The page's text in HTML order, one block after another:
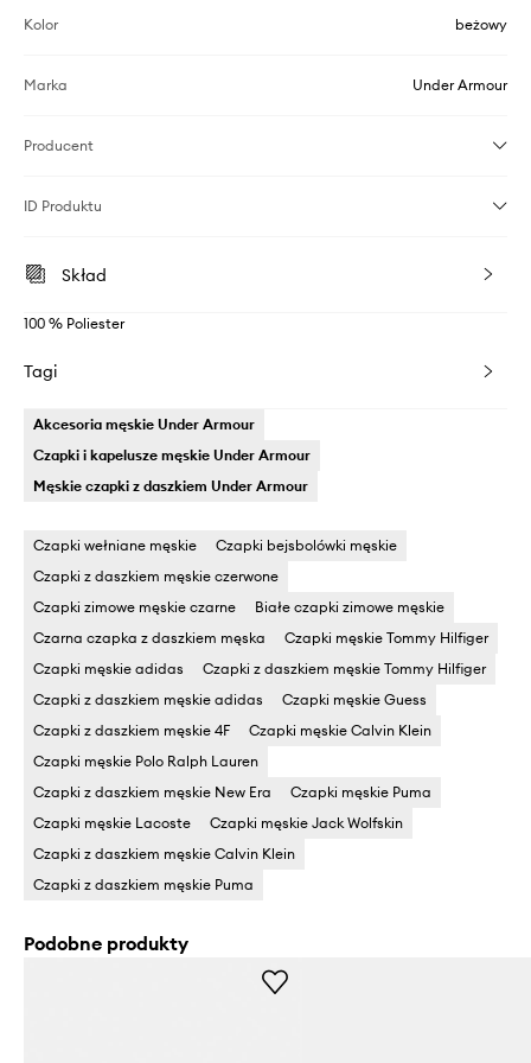
Kolor beżowy
Marka Under Armour
Producent
ID Produktu
Skład
100 % Poliester
Tagi
Akcesoria męskie Under Armour
Czapki i kapelusze męskie Under Armour
Męskie czapki z daszkiem Under Armour
Czapki wełniane męskie
Czapki bejsbolówki męskie
Czapki z daszkiem męskie czerwone
Czapki zimowe męskie czarne
Białe czapki zimowe męskie
Czarna czapka z daszkiem męska
Czapki męskie Tommy Hilfiger
Czapki męskie adidas
Czapki z daszkiem męskie Tommy Hilfiger
Czapki z daszkiem męskie adidas
Czapki męskie Guess
Czapki z daszkiem męskie 4F
Czapki męskie Calvin Klein
Czapki męskie Polo Ralph Lauren
Czapki z daszkiem męskie New Era
Czapki męskie Puma
Czapki męskie Lacoste
Czapki męskie Jack Wolfskin
Czapki z daszkiem męskie Calvin Klein
Czapki z daszkiem męskie Puma
Podobne produkty